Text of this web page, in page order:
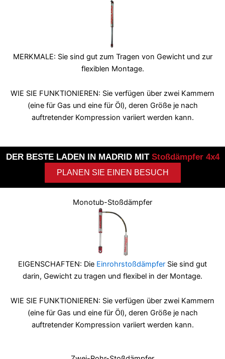
MERKMALE: Sie sind gut zum Tragen von Gewicht und zur
flexiblen Montage.
WIE SIE FUNKTIONIEREN: Sie verfügen über zwei Kammern
(eine für Gas und eine für Öl), deren Größe je nach
auftretender Kompression variiert werden kann.
DER BESTE LADEN IN MADRID MIT Stoßdämpfer 4x4
PLANEN SIE EINEN BESUCH
Monotub-Stoßdämpfer
EIGENSCHAFTEN: Die Einrohrstoßdämpfer Sie sind gut
darin, Gewicht zu tragen und flexibel in der Montage.
WIE SIE FUNKTIONIEREN: Sie verfügen über zwei Kammern
(eine für Gas und eine für Öl), deren Größe je nach
auftretender Kompression variiert werden kann.